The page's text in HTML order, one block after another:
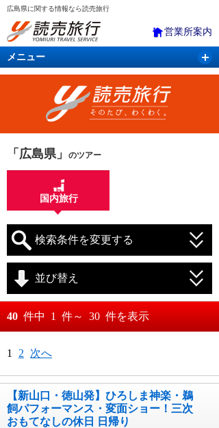
広島県に関する情報なら読売旅行
営業所案内
メニュー
国内旅行 バスツアー 海外旅行
「広島県」 のツアー
国内旅行
検索条件を変更する
月 日
並び替え
おすすめ順
料金が高い順
40 件中 1 件～ 30 件を表示
1 2 次へ
【新山口・徳山発】ひろしま神楽・鵜
飼パフォーマンス・変面ショー！三次
おもてなしの休日 日帰り